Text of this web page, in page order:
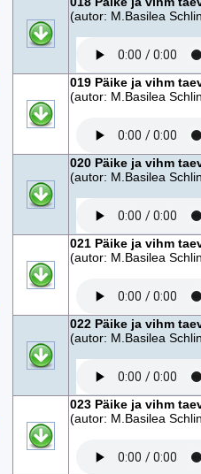
(autor: M.Basilea
019 Päike ja vihm
(autor: M.Basilea
020 Päike ja vihm
(autor: M.Basilea
021 Päike ja vihm
(autor: M.Basilea
022 Päike ja vihm
(autor: M.Basilea
023 Päike ja vihm
(autor: M.Basilea